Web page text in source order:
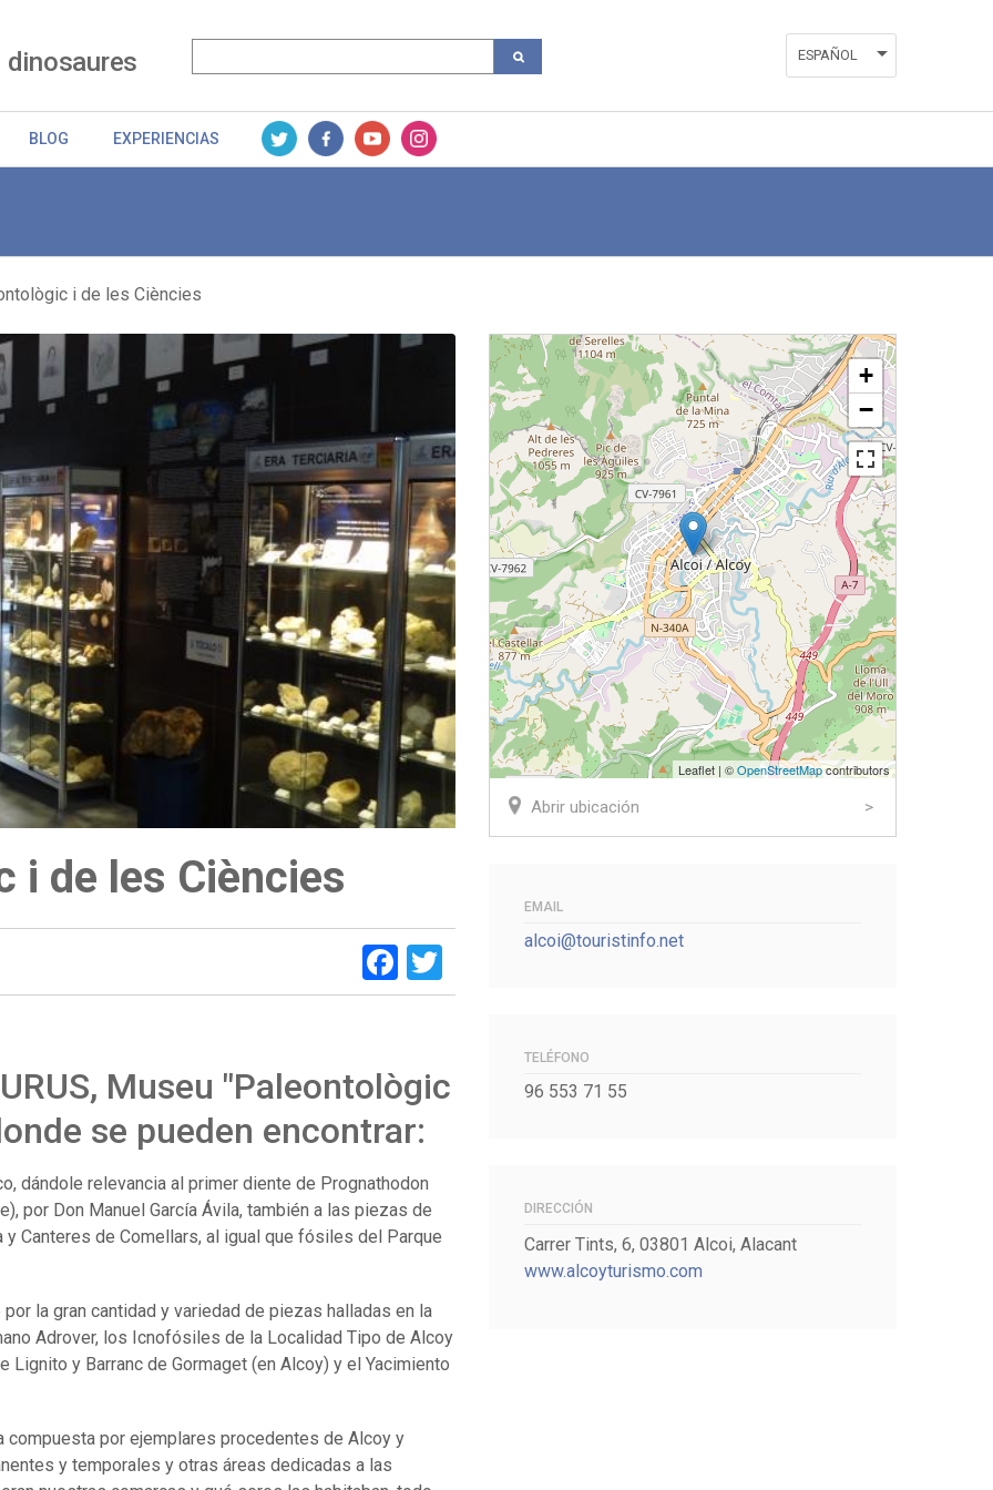
dinosaures ESPAÑOL
BLOG EXPERIENCIAS
i de les Ciències
i de les Ciències
Facebook
Twitter
Museu "Paleontològic
se pueden encontrar:
dándole relevancia al primer diente de Prognathodon
por Don Manuel García Ávila, también a las piezas de
Canteres de Comellars, al igual que fósiles del Parque
la gran cantidad y variedad de piezas halladas en la
Adrover, los Icnofósiles de la Localidad Tipo de Alcoy
y Barranc de Gormaget (en Alcoy) y el Yacimiento
por ejemplares procedentes de Alcoy y
y temporales y otras áreas dedicadas a las
+
−
Leaflet | ©OpenStreetMapcontributors
Abrir ubicación
EMAIL
alcoi@touristinfo.net
TELÉFONO
96 553 71 55
DIRECCIÓN
Carrer Tints, 6, 03801 Alcoi, Alacant
www.alcoyturismo.com